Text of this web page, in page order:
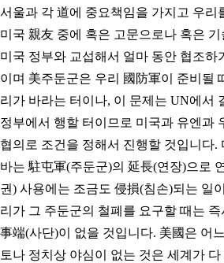
서울과 각 道에 중요책임을 가지고 우리
미국 親友 중에 혹은 고문으로나 혹은
미국 정부와 교섭해서 얼마 동안 협조하
이며 美주둔군은 우리 國防軍이 준비될
리가 바라는 터이나, 이 문제는 UN에서
정부에서 행할 터이므로 미국과 유엔과
협의로 조건을 정해서 진행할 것입니다.
바는 駐屯軍(주둔군)의 延長(연장)으로
권) 사용에는 조금도 侵損(침손)되는 일
리가 그 주둔군의 철폐를 요구할 때는
事端(사단)이 없을 것입니다. 美國은 어
토나 정치상 야심이 없는 것은 세계가